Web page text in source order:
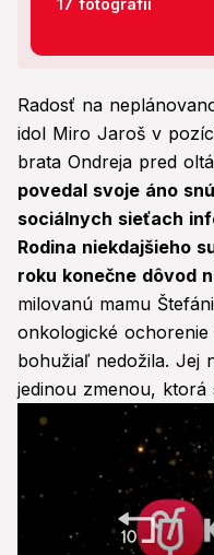
17 fotografií
Radosť na
idol Miro Jaroš v
brata Ondreja pred
povedal svoje áno
sociálnych sieťach
Rodina niekdajšieho
roku konečne dôvod
milovanú mamu
onkologické
bohužiaľ nedožila. Jej
jedinou zmenou, ktorá